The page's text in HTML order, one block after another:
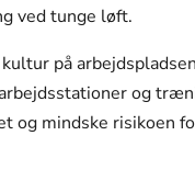
ved tunge løft.
på
og
og mindske risikoen